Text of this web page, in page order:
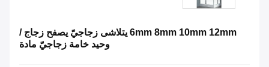
6mm 8mm 10mm 12mm يتلاشى زجاجيّ يصفح زجاج /
وحيد خامة زجاجيّ مادة